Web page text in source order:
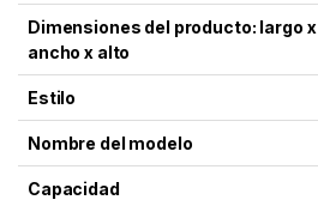
Dimensiones del producto: largo x
ancho x alto
Estilo
Nombre del modelo
Capacidad